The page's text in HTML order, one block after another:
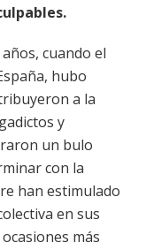
cuando el
hubo
a la
y
un bulo
con la
han estimulado
en sus
más